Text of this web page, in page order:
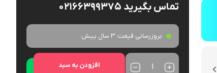
تماس بگیرید 02166399375
بروزرسانی قیمت: 3 سال پیش
افزودن به سبد
ارتباط با